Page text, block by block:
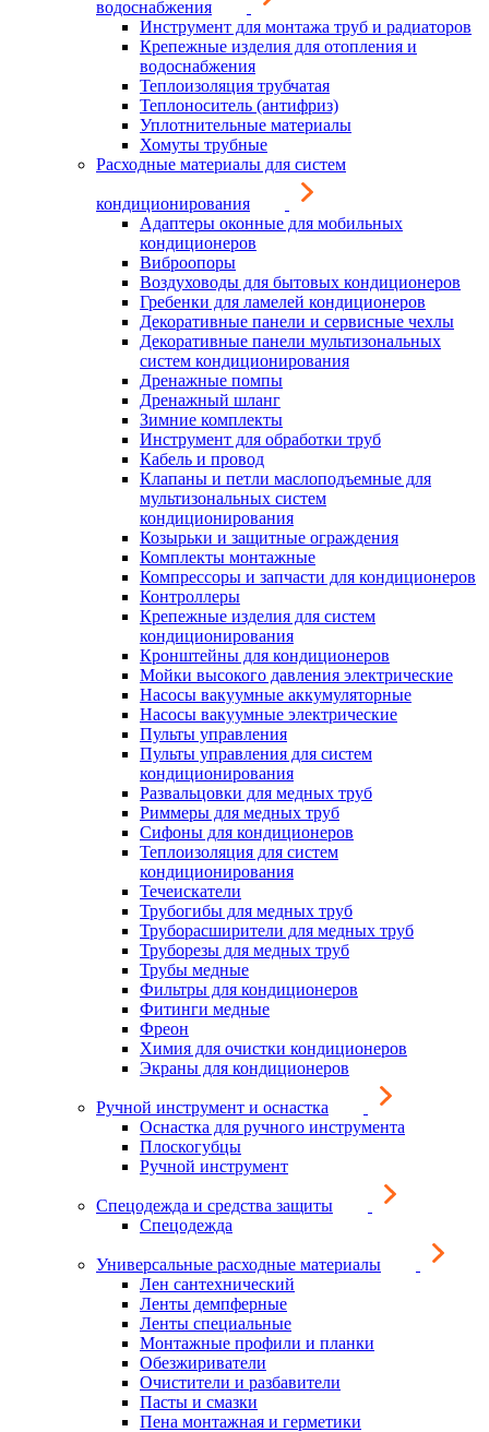
водоснабжения
Инструмент для монтажа труб и радиаторов
Крепежные изделия для отопления и
водоснабжения
Теплоизоляция трубчатая
Теплоноситель (антифриз)
Уплотнительные материалы
Хомуты трубные
Расходные материалы для систем
кондиционирования
Адаптеры оконные для мобильных
кондиционеров
Виброопоры
Воздуховоды для бытовых кондиционеров
Гребенки для ламелей кондиционеров
Декоративные панели и сервисные чехлы
Декоративные панели мультизональных
систем кондиционирования
Дренажные помпы
Дренажный шланг
Зимние комплекты
Инструмент для обработки труб
Кабель и провод
Клапаны и петли маслоподъемные для
мультизональных систем
кондиционирования
Козырьки и защитные ограждения
Комплекты монтажные
Компрессоры и запчасти для кондиционеров
Контроллеры
Крепежные изделия для систем
кондиционирования
Кронштейны для кондиционеров
Мойки высокого давления электрические
Насосы вакуумные аккумуляторные
Насосы вакуумные электрические
Пульты управления
Пульты управления для систем
кондиционирования
Развальцовки для медных труб
Риммеры для медных труб
Сифоны для кондиционеров
Теплоизоляция для систем
кондиционирования
Течеискатели
Трубогибы для медных труб
Труборасширители для медных труб
Труборезы для медных труб
Трубы медные
Фильтры для кондиционеров
Фитинги медные
Фреон
Химия для очистки кондиционеров
Экраны для кондиционеров
Ручной инструмент и оснастка
Оснастка для ручного инструмента
Плоскогубцы
Ручной инструмент
Спецодежда и средства защиты
Спецодежда
Универсальные расходные материалы
Лен сантехнический
Ленты демпферные
Ленты специальные
Монтажные профили и планки
Обезжириватели
Очистители и разбавители
Пасты и смазки
Пена монтажная и герметики